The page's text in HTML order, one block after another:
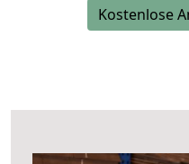
Kostenlose